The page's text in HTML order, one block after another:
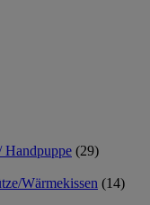
Handpuppe (29)
Wärmekissen (14)